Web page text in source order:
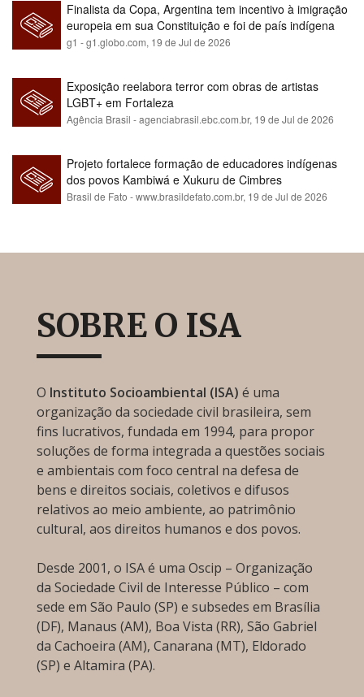
Finalista da Copa, Argentina tem incentivo à imigração
europeia em sua Constituição e foi de país indígena
para maioria branca
g1 - g1.globo.com, 19 de Jul de 2026
Exposição reelabora terror com obras de artistas
LGBT+ em Fortaleza
Agência Brasil - agenciabrasil.ebc.com.br, 19 de Jul de 2026
Projeto fortalece formação de educadores indígenas
dos povos Kambiwá e Xukuru de Cimbres
Brasil de Fato - www.brasildefato.com.br, 19 de Jul de 2026
SOBRE O ISA
O Instituto Socioambiental (ISA) é uma
organização da sociedade civil brasileira, sem
fins lucrativos, fundada em 1994, para propor
soluções de forma integrada a questões sociais
e ambientais com foco central na defesa de
bens e direitos sociais, coletivos e difusos
relativos ao meio ambiente, ao patrimônio
cultural, aos direitos humanos e dos povos.
Desde 2001, o ISA é uma Oscip – Organização
da Sociedade Civil de Interesse Público – com
sede em São Paulo (SP) e subsedes em Brasília
(DF), Manaus (AM), Boa Vista (RR), São Gabriel
da Cachoeira (AM), Canarana (MT), Eldorado
(SP) e Altamira (PA).